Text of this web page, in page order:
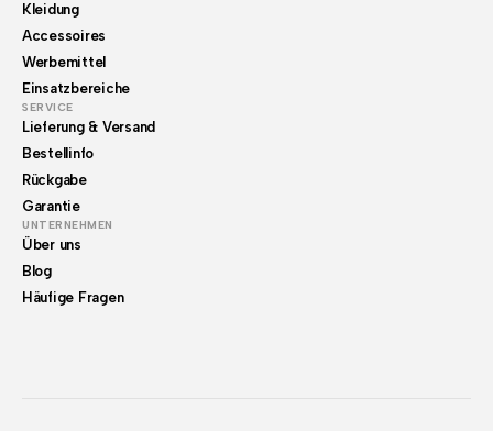
Kleidung
Accessoires
Werbemittel
Einsatzbereiche
SERVICE
Lieferung & Versand
Bestellinfo
Rückgabe
Garantie
UNTERNEHMEN
Über uns
Blog
Häufige Fragen